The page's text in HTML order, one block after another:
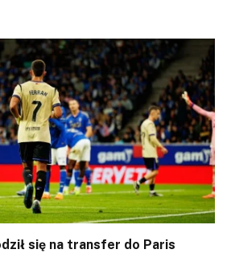
się na transfer do Paris